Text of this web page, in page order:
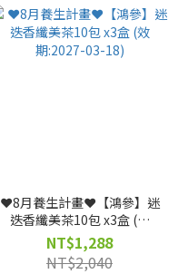
❤️8月養生計畫❤️【鴻參】迷
迭香纖美茶10包 x3盒 (效
期:2027-03-18)
NT$1,288
NT$2,040